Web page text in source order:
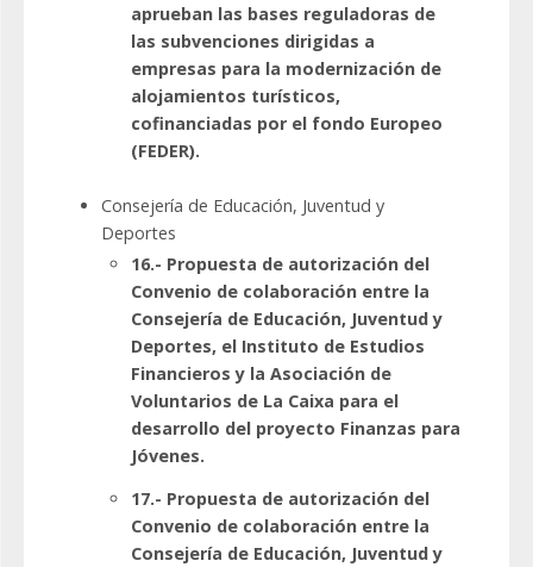
aprueban las bases reguladoras de
las subvenciones dirigidas a
empresas para la modernización de
alojamientos turísticos,
cofinanciadas por el fondo Europeo
(FEDER).
Consejería de Educación, Juventud y
Deportes
16.- Propuesta de autorización del
Convenio de colaboración entre la
Consejería de Educación, Juventud y
Deportes, el Instituto de Estudios
Financieros y la Asociación de
Voluntarios de La Caixa para el
desarrollo del proyecto Finanzas para
Jóvenes.
17.- Propuesta de autorización del
Convenio de colaboración entre la
Consejería de Educación, Juventud y